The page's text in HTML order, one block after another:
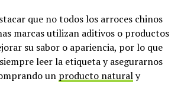
que no todos los arroces chinos
marcas utilizan aditivos o productos
su sabor o apariencia, por lo que
leer la etiqueta y asegurarnos
un producto naturaly